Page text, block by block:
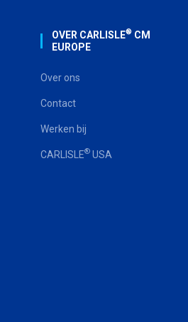
OVER CARLISLE® CM
EUROPE
Over ons
Contact
Werken bij
CARLISLE® USA